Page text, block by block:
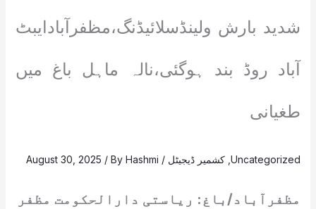
شدید بارش ولینڈسلائیڈنگ،مظفرآبادایبٹ
آباد روڈ بند ہوگئی،نالہ ماہل باغ میں
طغیانی
Uncategorized
, کشمیر ڈیجیٹل /
August 30, 2025 / ByHashmi
مظفرآباد/باغ: ریاستی دارالحکومت مظفر